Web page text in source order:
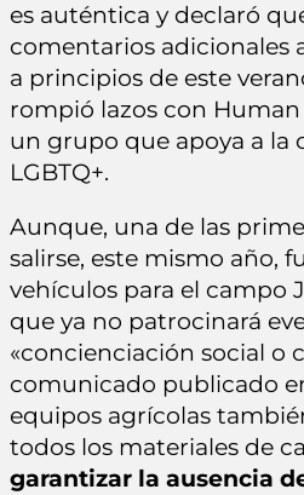
es auténtica y declaró
comentarios adicionales
a principios de este
rompió lazos con
un grupo que apoya a la
LGBTQ+.
Aunque, una de las
salirse, este mismo año,
vehículos para el campo
que ya no patrocinará
«concienciación social o
comunicado publicado
equipos agrícolas
todos los materiales de
garantizar la ausencia